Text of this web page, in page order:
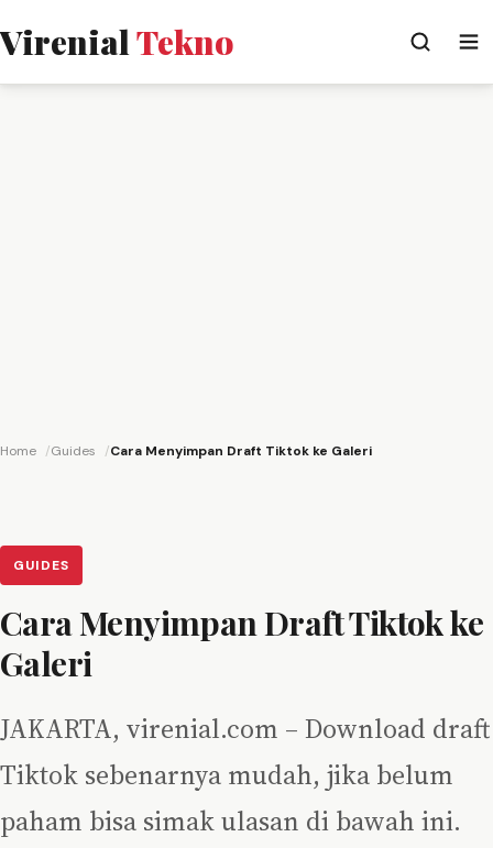
VirenialTekno
Home Guides Cara Menyimpan Draft Tiktok ke Galeri
GUIDES
Cara Menyimpan Draft Tiktok ke
Galeri
JAKARTA, virenial.com – Download draft
Tiktok sebenarnya mudah, jika belum
paham bisa simak ulasan di bawah ini.